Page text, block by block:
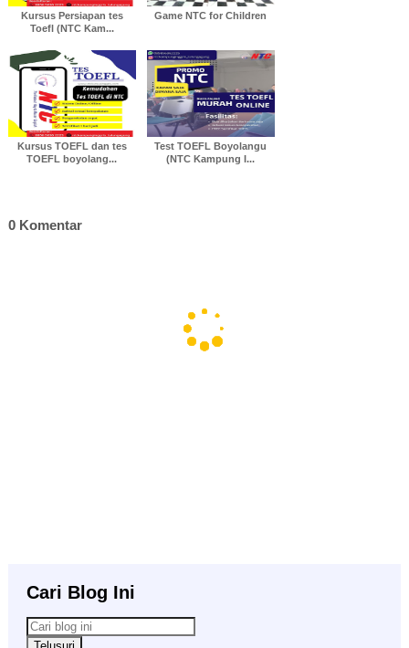
Kursus Persiapan tes
Toefl (NTC Kam...
Game NTC for Children
Kursus TOEFL dan tes
TOEFL boyolang...
Test TOEFL Boyolangu
(NTC Kampung I...
0 Komentar
Cari Blog Ini